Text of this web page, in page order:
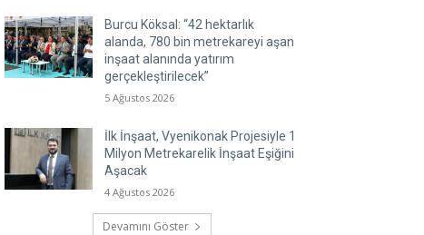
Burcu Köksal: “42 hektarlık
alanda, 780 bin metrekareyi aşan
inşaat alanında yatırım
gerçekleştirilecek”
5 Ağustos 2026
İlk İnşaat, Vyenikonak Projesiyle 1
Milyon Metrekarelik İnşaat Eşiğini
Aşacak
4 Ağustos 2026
Devamını Göster